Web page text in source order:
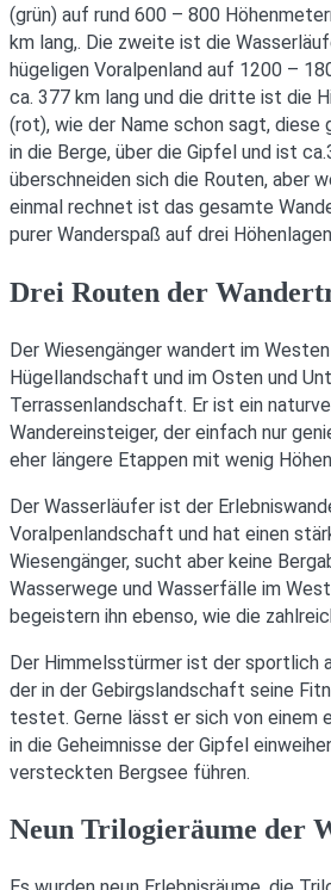
(grün) auf rund 600 – 800
km lang,. Die zweite ist die
hügeligen Voralpenland auf 1200 –
ca. 377 km lang und die dritte ist die
(rot), wie der Name schon sagt, diese
in die Berge, über die Gipfel und ist
überschneiden sich die Routen, aber
einmal rechnet ist das gesamte
purer Wanderspaß auf drei
Drei Routen der
Der Wiesengänger wandert im
Hügellandschaft und im Osten und
Terrassenlandschaft. Er ist ein
Wandereinsteiger, der einfach nur
eher längere Etappen mit wenig
Der Wasserläufer ist der
Voralpenlandschaft und hat einen
Wiesengänger, sucht aber keine
Wasserwege und Wasserfälle im
begeistern ihn ebenso, wie die
Der Himmelsstürmer ist der sportlich
der in der Gebirgslandschaft seine
testet. Gerne lässt er sich von einem
in die Geheimnisse der Gipfel
versteckten Bergsee führen.
Neun Trilogieräume der